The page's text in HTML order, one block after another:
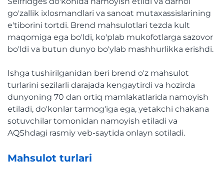
go'zallik ixlosmandlari va sanoat mutaxassislarining
e'tiborini tortdi. Brend mahsulotlari tezda kult
maqomiga ega bo'ldi, ko'plab mukofotlarga sazovor
bo'ldi va butun dunyo bo'ylab mashhurlikka erishdi.
Ishga tushirilganidan beri brend o'z mahsulot
turlarini sezilarli darajada kengaytirdi va hozirda
dunyoning 70 dan ortiq mamlakatlarida namoyish
etiladi, do'konlar tarmog'iga ega, yetakchi chakana
sotuvchilar tomonidan namoyish etiladi va
AQShdagi rasmiy veb-saytida onlayn sotiladi.
Mahsulot turlari